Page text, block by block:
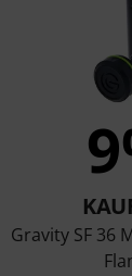
Gravity SF 36